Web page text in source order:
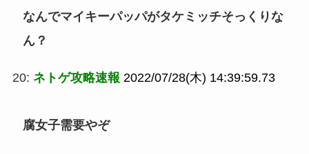
なんでマイキーパッパがタケミッチそっくりな
ん？
20: ネトゲ攻略速報 2022/07/28(木) 14:39:59.73
腐女子需要やぞ